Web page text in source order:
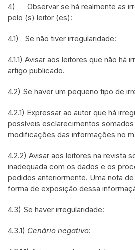
4) Observar se há realmente as
pelo (s) leitor (es):
4.1) Se não tiver irregularidade:
4.1.1) Avisar aos leitores que não há
artigo publicado.
4.2) Se haver um pequeno tipo de
4.2.1) Expressar ao autor que há
possíveis esclarecimentos somados
modificações das informações no
4.2.2) Avisar aos leitores na revista
inadequada com os dados e os
pedidos anteriormente. Uma nota
forma de exposição dessa
4.3) Se haver irregularidade:
4.3.1) Cenário negativo: